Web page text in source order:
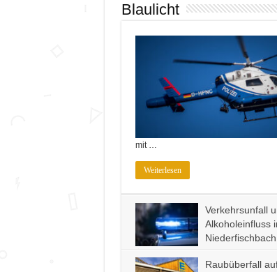
Blaulicht
mit …
Weiterlesen
Verkehrsunfall
Alkoholeinfluss
Niederfischbach
Raubüberfall